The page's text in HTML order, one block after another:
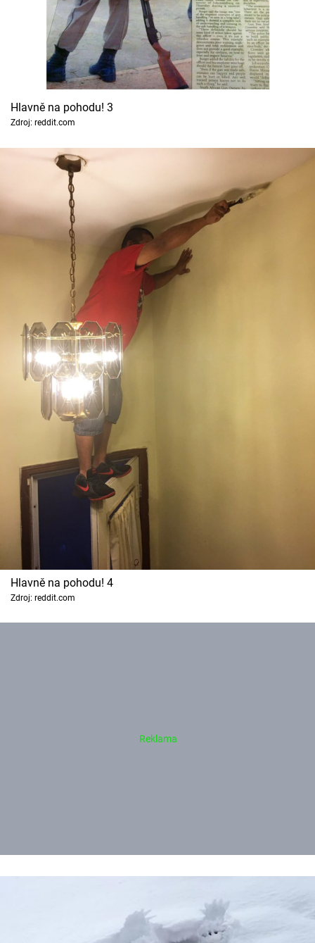
Hlavně na pohodu! 3
Zdroj: reddit.com
Hlavně na pohodu! 4
Zdroj: reddit.com